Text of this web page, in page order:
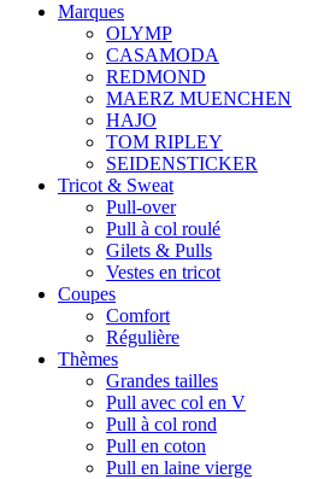
Marques
OLYMP
CASAMODA
REDMOND
MAERZ MUENCHEN
HAJO
TOM RIPLEY
SEIDENSTICKER
Tricot & Sweat
Pull-over
Pull à col roulé
Gilets & Pulls
Vestes en tricot
Coupes
Comfort
Régulière
Thèmes
Grandes tailles
Pull avec col en V
Pull à col rond
Pull en coton
Pull en laine vierge